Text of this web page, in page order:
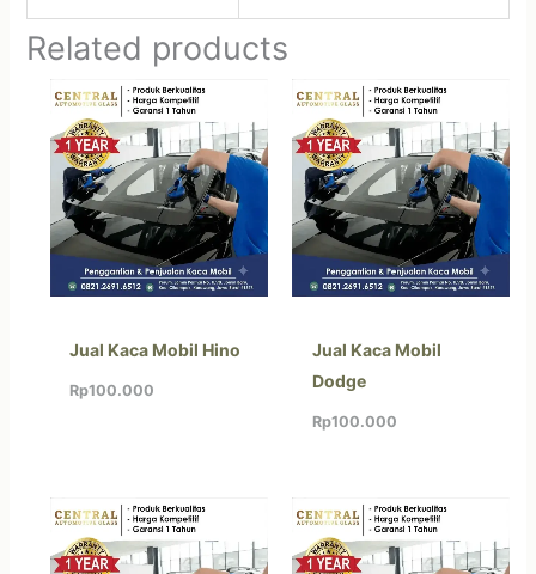
Related products
Jual Kaca Mobil Hino
Rp100.000
Jual Kaca Mobil
Dodge
Rp100.000